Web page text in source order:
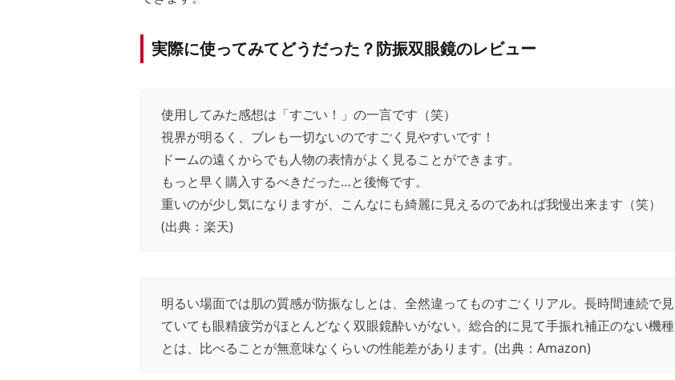
実際に使ってみてどうだった？防振双眼鏡のレビュー
使用してみた感想は「すごい！」の一言です（笑）
視界が明るく、ブレも一切ないのですごく見やすいです！
ドームの遠くからでも人物の表情がよく見ることができます。
もっと早く購入するべきだった…と後悔です。
重いのが少し気になりますが、こんなにも綺麗に見えるのであれば我慢出来ます（笑）
(出典： 楽天)
明るい場面では肌の質感が防振なしとは、全然違ってものすごくリアル。長時間連続で見
ていても眼精疲労がほとんどなく双眼鏡酔いがない。総合的に見て手振れ補正のない機種
とは、比べることが無意味なくらいの性能差があります。(出典： Amazon)